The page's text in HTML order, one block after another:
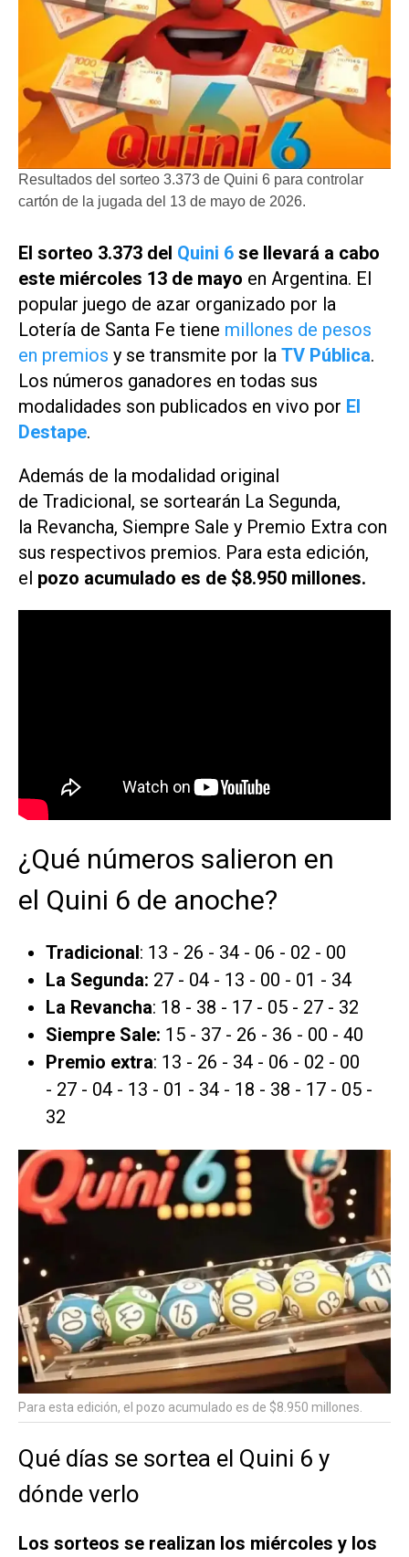
Resultados del sorteo 3.373 de Quini 6 para controlar
cartón de la jugada del 13 de mayo de 2026.
El sorteo 3.373 del Quini 6 se llevará a cabo
este miércoles 13 de mayo en Argentina. El
popular juego de azar organizado por la
Lotería de Santa Fe tiene millones de pesos
en premios y se transmite por la TV Pública.
Los números ganadores en todas sus
modalidades son publicados en vivo por El
Destape.
Además de la modalidad original
de Tradicional, se sortearán La Segunda,
la Revancha, Siempre Sale y Premio Extra con
sus respectivos premios. Para esta edición,
el pozo acumulado es de $8.950 millones.
¿Qué números salieron en
el Quini 6 de anoche?
Tradicional: 13 - 26 - 34 - 06 - 02 - 00
La Segunda: 27 - 04 - 13 - 00 - 01 - 34
La Revancha: 18 - 38 - 17 - 05 - 27 - 32
Siempre Sale: 15 - 37 - 26 - 36 - 00 - 40
Premio extra: 13 - 26 - 34 - 06 - 02 - 00
- 27 - 04 - 13 - 01 - 34 - 18 - 38 - 17 - 05 -
32
Para esta edición, el pozo acumulado es de $8.950 millones.
Qué días se sortea el Quini 6 y
dónde verlo
Los sorteos se realizan los miércoles y los